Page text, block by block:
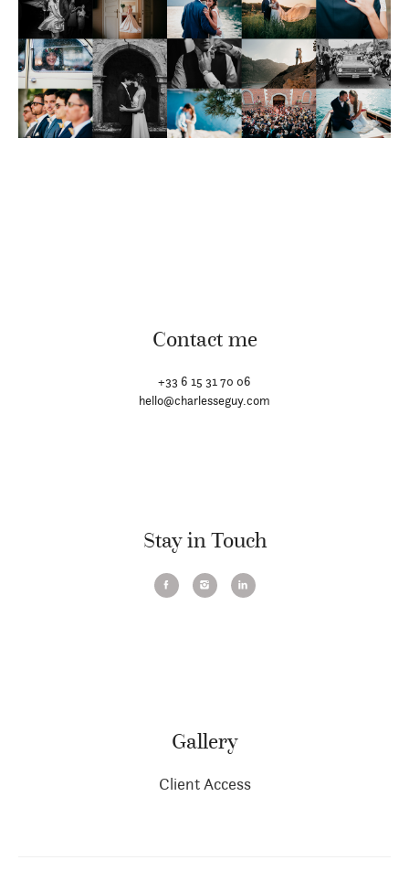
Contact me
+33 6 15 31 70 06
hello@charlesseguy.com
Stay in Touch
Gallery
Client Access